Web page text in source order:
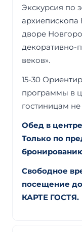
Экскурсия по
дворе
декоративно-
веков».
15-30
программы в
гостиницам
Обед в
Только по
Свободное
посещение
КАРТЕ ГОСТЯ.